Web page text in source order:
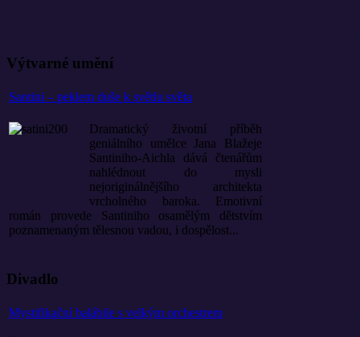
Výtvarné umění
Santini – peklem duše k světlu světa
Dramatický životní příběh
geniálního umělce Jana Blažeje
Santiniho-Aichla dává čtenářům
nahlédnout do mysli
nejoriginálnějšího architekta
vrcholného baroka. Emotivní
román provede Santiniho osamělým dětstvím
poznamenaným tělesnou vadou, i dospělost...
Divadlo
Mystifikační balábile s velkým orchestrem